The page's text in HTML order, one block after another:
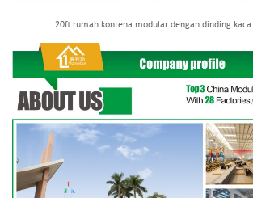
20ft rumah kontena modular dengan dinding